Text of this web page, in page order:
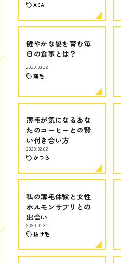
AGA
健やかな髪を育む毎
日の食事とは？
2020.03.22
薄毛
薄毛が気になるあな
たのコーヒーとの賢
い付き合い方
2020.02.02
かつら
私の薄毛体験と女性
ホルモンサプリとの
出会い
2020.01.31
抜け毛